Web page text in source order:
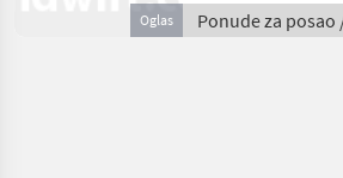
Oglas
Ponude za posao
Savjetovanje